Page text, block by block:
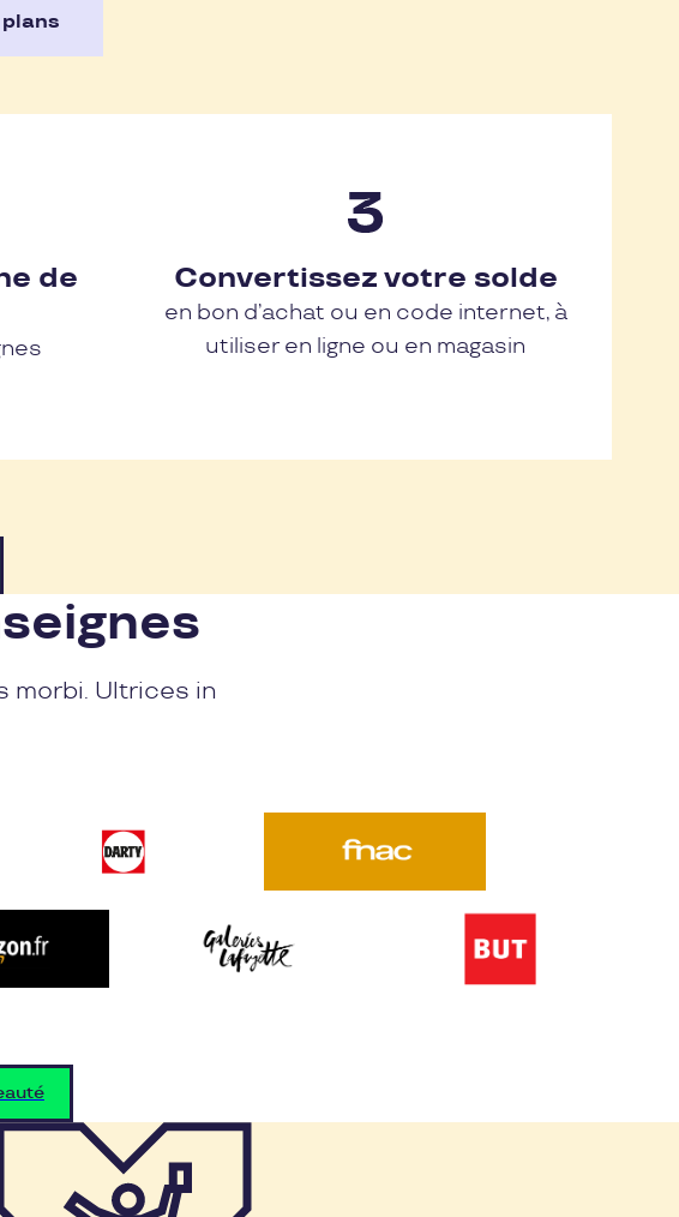
de
Convertissez votre solde
en bon d’achat ou en code internet, à
utiliser en ligne ou en magasin
morbi. Ultrices in